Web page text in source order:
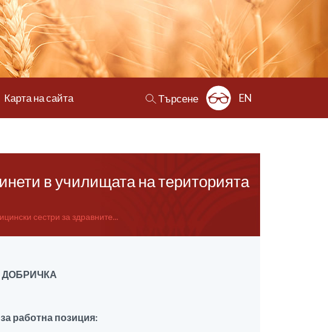
Карта на сайта Търсене EN
в училищата на територията
сестри за здравните...
работна позиция: